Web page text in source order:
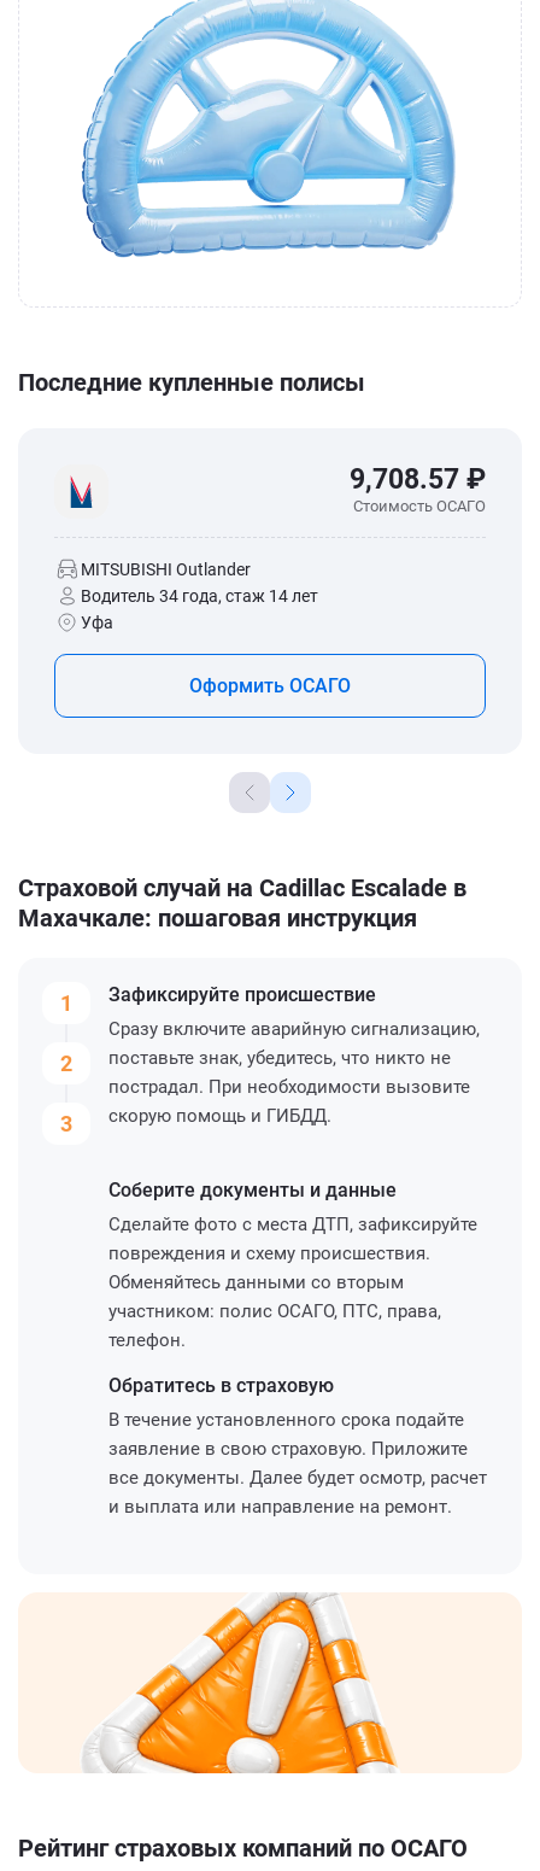
Последние купленные полисы
9,708.57 ₽
Стоимость ОСАГО
MITSUBISHI Outlander
Водитель 34 года, стаж 14 лет
Уфа
Оформить ОСАГО
Страховой случай на Cadillac Escalade в
Махачкале: пошаговая инструкция
1
2
3
Зафиксируйте происшествие
Сразу включите аварийную сигнализацию,
поставьте знак, убедитесь, что никто не
пострадал. При необходимости вызовите
скорую помощь и ГИБДД.
Соберите документы и данные
Сделайте фото с места ДТП, зафиксируйте
повреждения и схему происшествия.
Обменяйтесь данными со вторым
участником: полис ОСАГО, ПТС, права,
телефон.
Обратитесь в страховую
В течение установленного срока подайте
заявление в свою страховую. Приложите
все документы. Далее будет осмотр, расчет
и выплата или направление на ремонт.
Рейтинг страховых компаний по ОСАГО